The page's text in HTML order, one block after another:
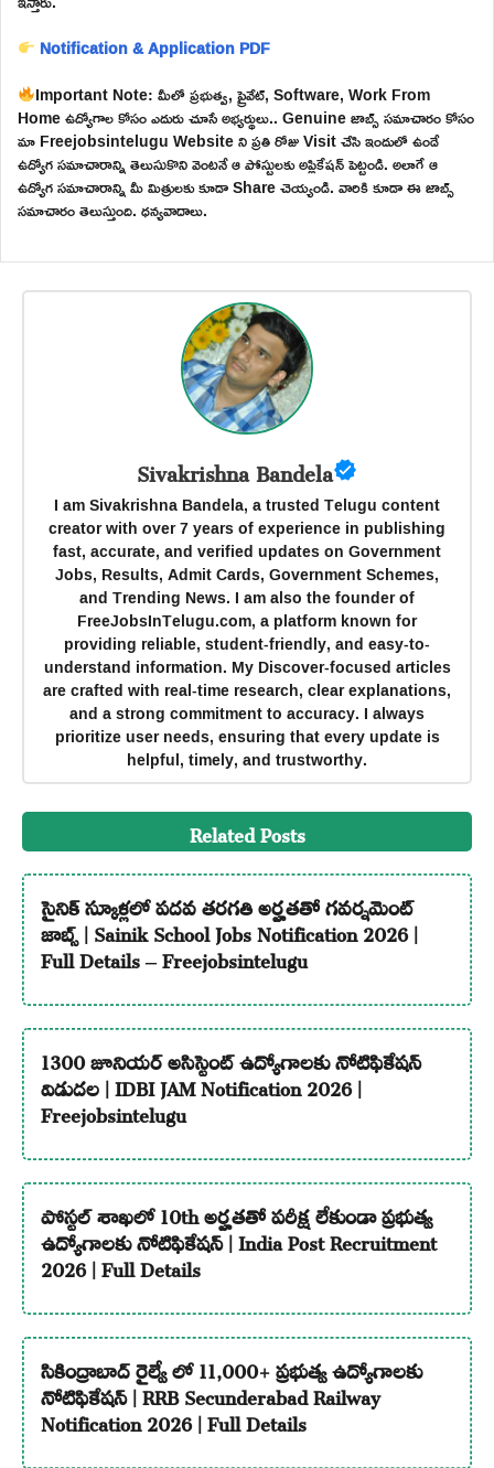
Notification & Application PDF
Important Note: మీలో ప్రభుత్వ, ప్రైవేట్, Software, Work From
Home ఉద్యోగాల కోసం ఎదురు చూసే అభ్యర్థులు.. Genuine జాబ్స్ సమాచారం కోసం
మా Freejobsintelugu Website ని ప్రతి రోజు Visit చేసి ఇందులో ఉండే
ఉద్యోగ సమాచారాన్ని తెలుసుకొని వెంటనే ఆ పోస్టులకు అప్లికేషన్ పెట్టండి. అలాగే ఆ
ఉద్యోగ సమాచారాన్ని మీ మిత్రులకు కూడా Share చెయ్యండి. వారికి కూడా ఈ జాబ్స్
సమాచారం తెలుస్తుంది. ధన్యవాదాలు.
Sivakrishna Bandela
I am Sivakrishna Bandela, a trusted Telugu content
creator with over 7 years of experience in publishing
fast, accurate, and verified updates on Government
Jobs, Results, Admit Cards, Government Schemes,
and Trending News. I am also the founder of
FreeJobsInTelugu.com, a platform known for
providing reliable, student-friendly, and easy-to-
understand information. My Discover-focused articles
are crafted with real-time research, clear explanations,
and a strong commitment to accuracy. I always
prioritize user needs, ensuring that every update is
helpful, timely, and trustworthy.
Related Posts
సైనిక్ స్కూళ్లలో పదవ తరగతి అర్హతతో గవర్నమెంట్
జాబ్స్ | Sainik School Jobs Notification 2026 |
Full Details – Freejobsintelugu
1300 జూనియర్ అసిస్టెంట్ ఉద్యోగాలకు నోటిఫికేషన్
విడుదల | IDBI JAM Notification 2026 |
Freejobsintelugu
పోస్టల్ శాఖలో 10th అర్హతతో పరీక్ష లేకుండా ప్రభుత్వ
ఉద్యోగాలకు నోటిఫికేషన్ | India Post Recruitment
2026 | Full Details
సికింద్రాబాద్ రైల్వే లో 11,000+ ప్రభుత్వ ఉద్యోగాలకు
నోటిఫికేషన్ | RRB Secunderabad Railway
Notification 2026 | Full Details